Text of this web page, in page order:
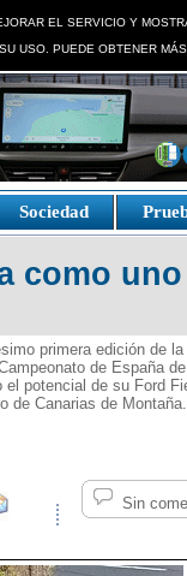
EL SERVICIO Y
USO. PUEDE OBTENER
Sociedad
como
primera edición de
de España
potencial de su Ford
de Canarias de Montaña.
Sin